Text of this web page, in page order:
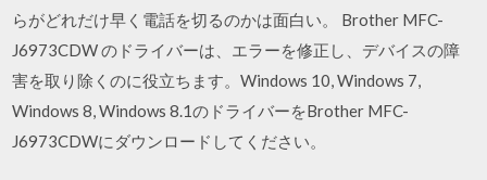
らがどれだけ早く電話を切るのかは面白い。 Brother MFC-
J6973CDW のドライバーは、エラーを修正し、デバイスの障
害を取り除くのに役立ちます。Windows 10, Windows 7,
Windows 8, Windows 8.1のドライバーをBrother MFC-
J6973CDWにダウンロードしてください。